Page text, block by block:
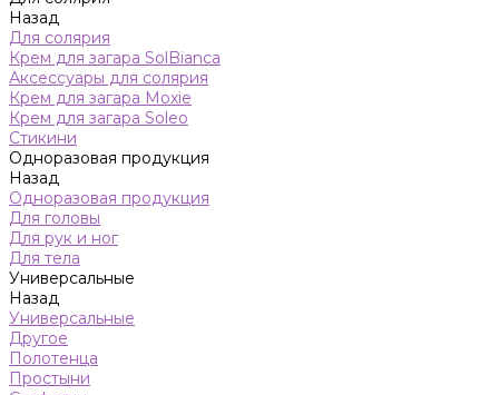
Назад
Для солярия
Крем для загара SolBianca
Аксессуары для солярия
Крем для загара Moxie
Крем для загара Soleo
Стикини
Одноразовая продукция
Назад
Одноразовая продукция
Для головы
Для рук и ног
Для тела
Универсальные
Назад
Универсальные
Другое
Полотенца
Простыни